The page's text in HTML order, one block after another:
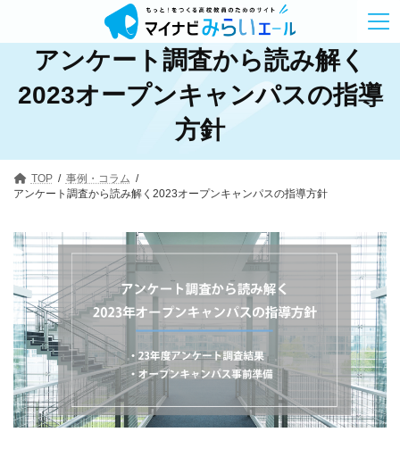
アンケート調査から読み解く
2023オープンキャンパスの指導
方針
TOP
事例・コラム
アンケート調査から読み解く2023オープンキャンパスの指導方針